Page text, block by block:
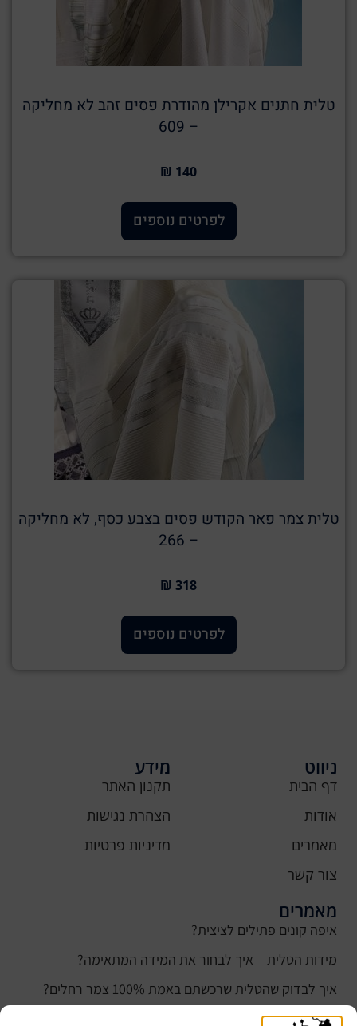
טלית חתנים אקרילן מהודרת פסים זהב לא מחליקה
– 609
140 ₪
לפרטים נוספים
טלית צמר פאר הקודש פסים בצבע כסף, לא מחליקה
– 266
318 ₪
לפרטים נוספים
ניווט
דף הבית
אודות
מאמרים
צור קשר
מידע
תקנון האתר
הצהרת נגישות
מדיניות פרטיות
מאמרים
איפה קונים פתילים לציצית?
מידות הטלית – איך לבחור את המידה המתאימה?
איך לבדוק שהטלית שרכשתם באמת 100% צמר רחלים?
למה נהוג לקנות טלית לחתן ביום חתונתו?